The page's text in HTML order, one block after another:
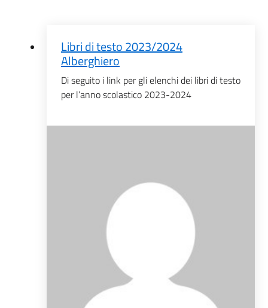
Libri di testo 2023/2024
Alberghiero
Di seguito i link per gli elenchi dei libri di testo
per l’anno scolastico 2023-2024